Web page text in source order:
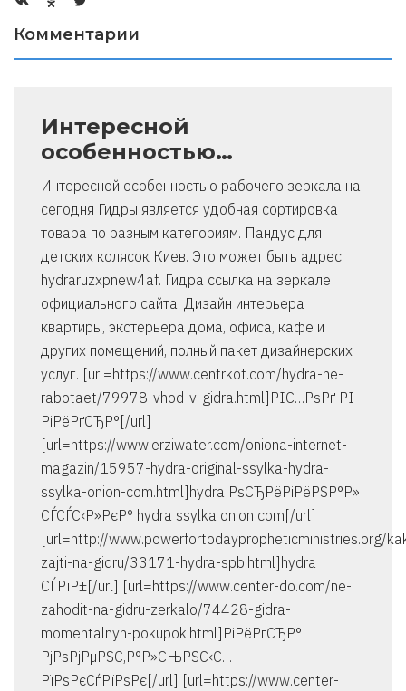
Комментарии
Интересной
особенностью…
Интересной особенностью рабочего зеркала на
сегодня Гидры является удобная сортировка
товара по разным категориям. Пандус для
детских колясок Киев. Это может быть адрес
hydraruzxpnew4af. Гидра ссылка на зеркале
официального сайта. Дизайн интерьера
квартиры, экстерьера дома, офиса, кафе и
других помещений, полный пакет дизайнерских
услуг. [url=https://www.centrkot.com/hydra-ne-
rabotaet/79978-vhod-v-gidra.html]РІС…РѕРґ РІ
РіРёРґСЂР°[/url]
[url=https://www.erziwater.com/oniona-internet-
magazin/15957-hydra-original-ssylka-hydra-
ssylka-onion-com.html]hydra РѕСЂРёРіРёРЅР°Р»
СЃСЃС‹Р»РєР° hydra ssylka onion com[/url]
[url=http://www.powerfortodaypropheticministries.org/
zajti-na-gidru/33171-hydra-spb.html]hydra
СЃРїР±[/url] [url=https://www.center-do.com/ne-
zahodit-na-gidru-zerkalo/74428-gidra-
momentalnyh-pokupok.html]РіРёРґСЂР°
РјРѕРјРµРЅС‚Р°Р»СЊРЅС‹С…
РїРѕРєСѓРїРѕРє[/url] [url=https://www.center-